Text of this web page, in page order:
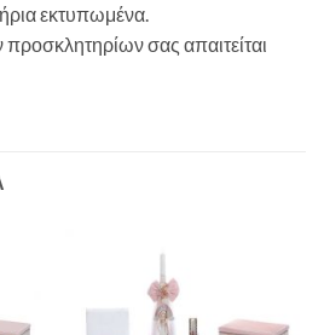
εκτυπωμένα.
σας απαιτείται